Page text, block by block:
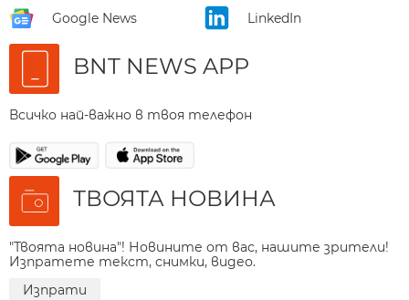
Google News LinkedIn
BNT NEWS APP
Всичко най-важно в твоя телефон
ТВОЯТА НОВИНА
"Твоята новина"! Новините от вас, нашите зрители!
Изпратете текст, снимки, видео.
Изпрати